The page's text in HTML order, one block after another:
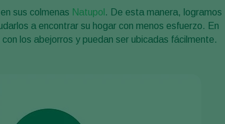
sus colmenas Natupol . De esta manera, logramos
a encontrar su hogar con menos esfuerzo. En
los abejorros y puedan ser ubicadas fácilmente.